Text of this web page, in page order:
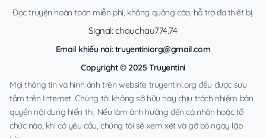
Đọc truyện hoàn toàn miễn phí, không quảng cáo, hỗ trợ đa thiết bị.
Signal: chauchau774.74
Email khiếu nại:truyentiniorg@gmail.com
Copyright © 2025 Truyentini
Mọi thông tin và hình ảnh trên website truyentini.org đều được sưu
tầm trên Internet. Chúng tôi không sở hữu hay chịu trách nhiệm bản
quyền nội dung hiển thị. Nếu làm ảnh hưởng đến cá nhân hoặc tổ
chức nào, khi có yêu cầu, chúng tôi sẽ xem xét và gỡ bỏ ngay lập